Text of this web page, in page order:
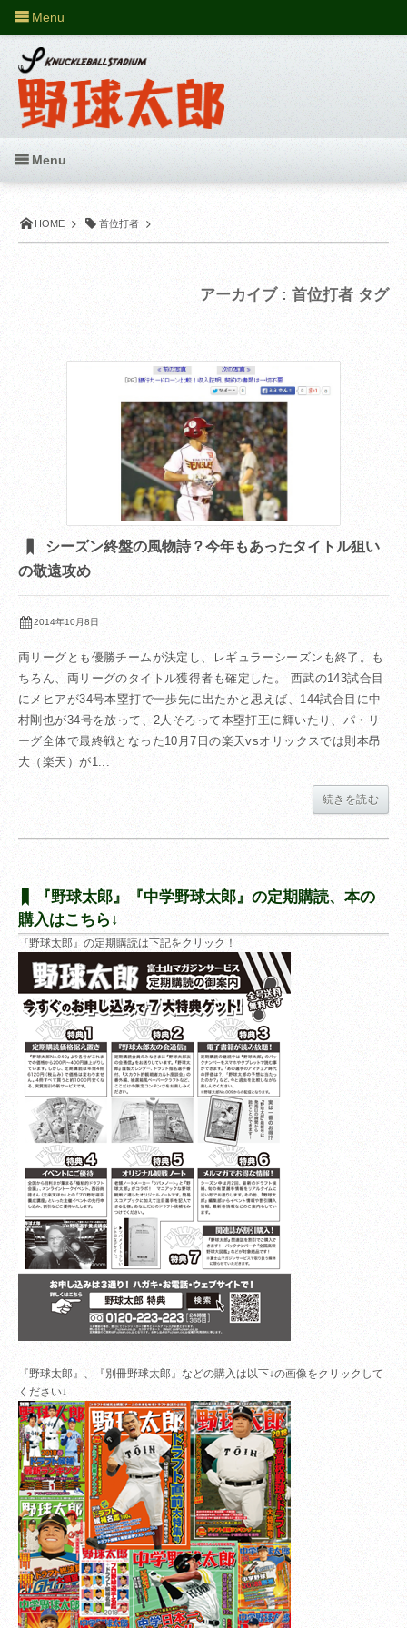
HOME 首位打者
アーカイブ : 首位打者 タグ
シーズン終盤の風物詩？今年もあったタイトル狙い
の敬遠攻め
2014年10月8日
両リーグとも優勝チームが決定し、レギュラーシーズンも終了。も
ちろん、両リーグのタイトル獲得者も確定した。 西武の143試合目
にメヒアが34号本塁打で一歩先に出たかと思えば、144試合目に中
村剛也が34号を放って、2人そろって本塁打王に輝いたり、パ・リ
ーグ全体で最終戦となった10月7日の楽天vsオリックスでは則本昂
大（楽天）が1...
続きを読む
『野球太郎』『中学野球太郎』の定期購読、本の
購入はこちら↓
『野球太郎』の定期購読は下記をクリック！
『野球太郎』、『別冊野球太郎』などの購入は以下↓の画像をクリックして
ください↓
Menu
Menu